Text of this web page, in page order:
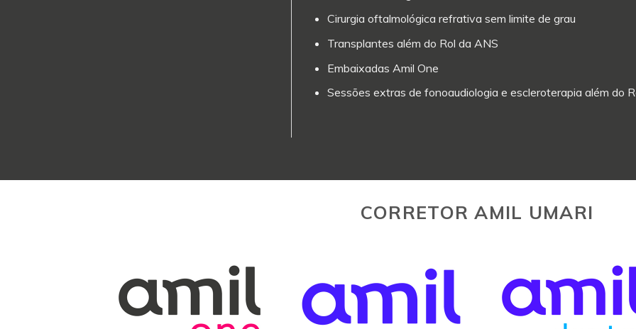
Cirurgia oftalmológica refrativa sem limite de grau
Transplantes além do Rol da ANS
Embaixadas Amil One
Sessões extras de fonoaudiologia e escleroterapia além do
CORRETOR AMIL UMARI